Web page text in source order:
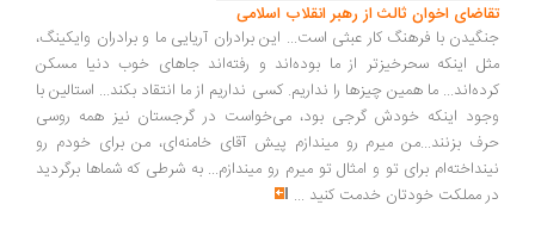
اخوان ثالث از رهبر انقلاب اسلامی
با فرهنگ کار عبثی است... این برادران آریایی ما و برادران وایکینگ،
اینکه سحرخیزتر از ما بوده‌اند و رفته‌اند جاهای خوب دنیا مسکن
ما همین چیزها را نداریم. کسی نداریم از ما انتقاد بکند... استالین با
اینکه خودش گرجی بود، می‌خواست در گرجستان نیز همه روسی
بزنند...من میرم رو میندازم پیش آقای خامنه‌ای، من برای خودم رو
برای تو و امثال تو میرم رو میندازم... به شرطی که شماها برگردید
مملکت خودتان خدمت کنید...